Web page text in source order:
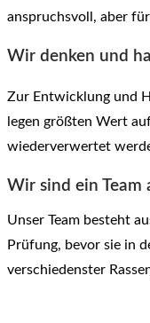
anspruchsvoll, aber
Wir denken und
Zur Entwicklung und
legen größten Wert
wiederverwertet
Wir sind ein Team
Unser Team besteht
Prüfung, bevor sie in
verschiedenster